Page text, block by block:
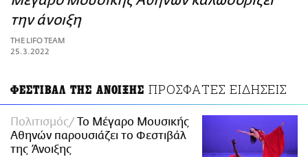
ΑΜΠΑ
PRINT
την άνοιξη
THE LIFO TEAM
25.3.2022
ΦΕΣΤΙΒΑΛ ΤΗΣ ΑΝΟΙΞΗΣ ΠΡΟΣΦΑΤΕΣ ΕΙΔΗΣΕΙΣ
Πολιτισμός
Το Μέγαρο Μουσικής
Αθηνών παρουσιάζει το Φεστιβάλ
της Άνοιξης